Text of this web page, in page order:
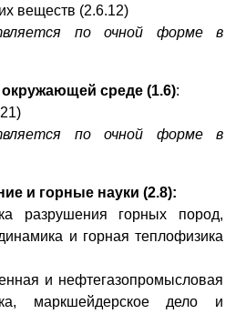
веществ (2.6.12)
по очной форме в
среде (1.6):
по очной форме в
и горные науки (2.8):
горных пород,
и горная теплофизика
и нефтегазопромысловая
маркшейдерское дело и